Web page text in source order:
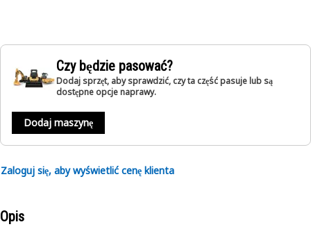
Czy będzie pasować?
Dodaj sprzęt, aby sprawdzić, czy ta część pasuje lub są
dostępne opcje naprawy.
Dodaj maszynę
Zaloguj się, aby wyświetlić cenę klienta
Opis